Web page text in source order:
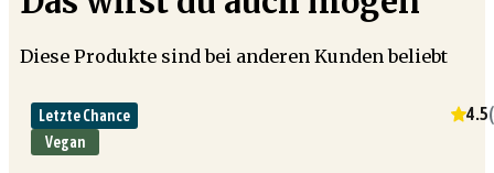
Diese Produkte sind bei anderen Kunden beliebt
Letzte Chance
Vegan
4.5(